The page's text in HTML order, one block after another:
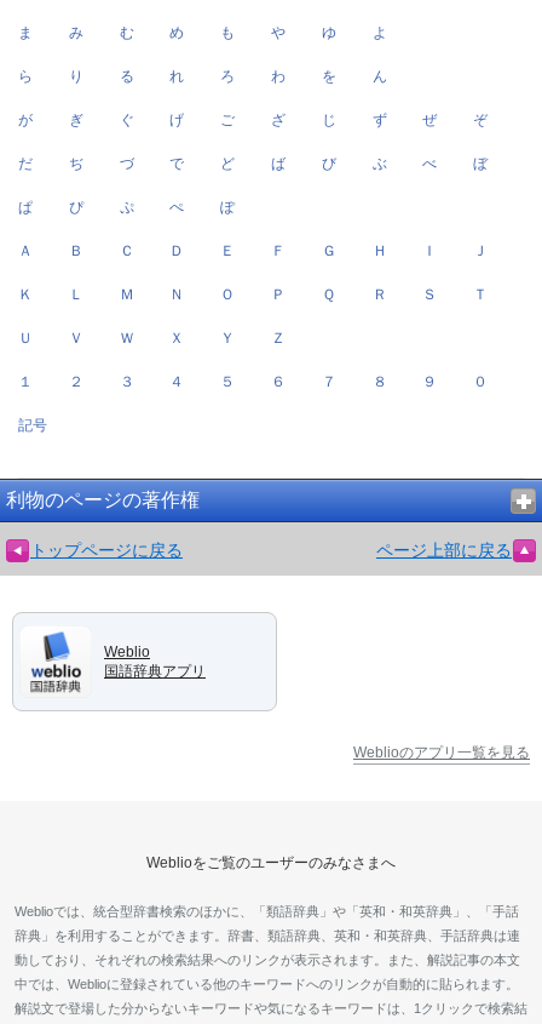
ま み む め も や ゆ よ
ら り る れ ろ わ を ん
が ぎ ぐ げ ご ざ じ ず ぜ ぞ
だ ぢ づ で ど ば び ぶ べ ぼ
ぱ ぴ ぷ ぺ ぽ
Ａ Ｂ Ｃ Ｄ Ｅ Ｆ Ｇ Ｈ Ｉ Ｊ
Ｋ Ｌ Ｍ Ｎ Ｏ Ｐ Ｑ Ｒ Ｓ Ｔ
Ｕ Ｖ Ｗ Ｘ Ｙ Ｚ
１ ２ ３ ４ ５ ６ ７ ８ ９ ０
記号
利物のページの著作権
トップページに戻る ページ上部に戻る
Weblio
国語辞典アプリ
Weblioのアプリ一覧を見る
Weblioをご覧のユーザーのみなさまへ
Weblioでは、統合型辞書検索のほかに、「類語辞典」や「英和・和英辞典」、「手話
辞典」を利用することができます。辞書、類語辞典、英和・和英辞典、手話辞典は連
動しており、それぞれの検索結果へのリンクが表示されます。また、解説記事の本文
中では、Weblioに登録されている他のキーワードへのリンクが自動的に貼られます。
解説文で登場した分からないキーワードや気になるキーワードは、1クリックで検索結